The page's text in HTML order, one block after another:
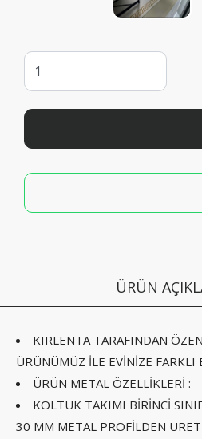
ÜRÜN
KIRLENTA TARAFINDAN
ÜRÜNÜMÜZ İLE EVİNİZE FARKLI
ÜRÜN METAL ÖZELLİKLERİ :
KOLTUK TAKIMI BİRİNCİ
30 MM METAL PROFİLDEN